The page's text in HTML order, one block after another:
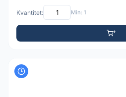
Kvantitet: Min: 1